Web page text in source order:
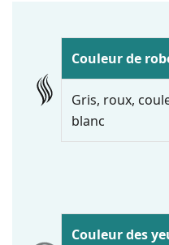
Couleur de
Gris, roux,
blanc
Couleur des